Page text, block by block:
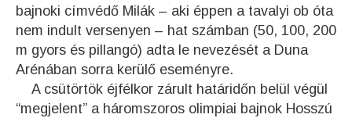
bajnoki címvédő Milák – aki éppen a tavalyi ob óta
nem indult versenyen – hat számban (50, 100, 200
m gyors és pillangó) adta le nevezését a Duna
Arénában sorra kerülő eseményre.
A csütörtök éjfélkor zárult határidőn belül végül
“megjelent” a háromszoros olimpiai bajnok Hosszú